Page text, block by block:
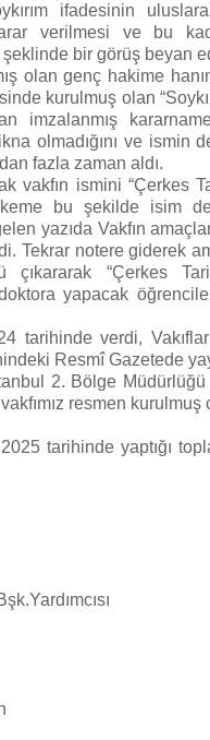
ifadesinin
karar verilmesi ve bu
bir görüş beyan
olan genç hakime
kurulmuş olan
imzalanmış
olmadığını ve ismin
fazla zaman aldı.
vakfın ismini “Çerkes
bu şekilde isim
yazıda Vakfın
Tekrar notere giderek
çıkararak “Çerkes
yapacak
tarihinde verdi,
Resmî Gazetede
2. Bölge
resmen kurulmuş
tarihinde yaptığı